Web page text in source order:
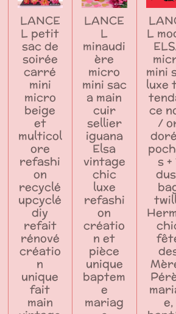
LANCE
L petit
sac de
soirée
carré
mini
micro
beige
et
multicol
ore
refashi
on
recyclé
upcyclé
diy
refait
rénové
créatio
n
unique
fait
main
LANCE
L
minaudi
ère
micro
mini sac
a main
cuir
sellier
iguana
Elsa
vintage
chic
luxe
refashi
on
créatio
n et
pièce
unique
baptem
e
mariag
L
mini
luxe
ce
/
s +
e,